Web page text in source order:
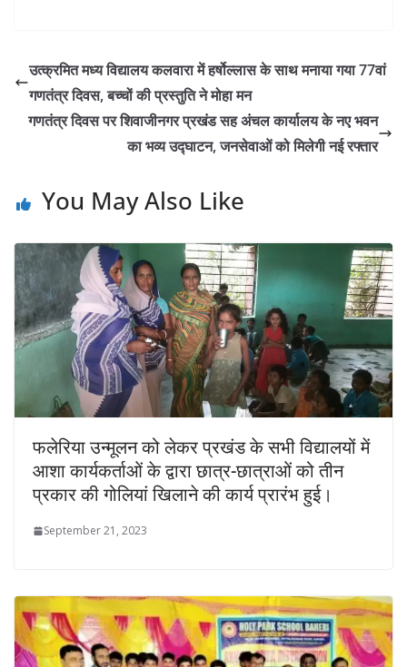
उत्क्रमित मध्य विद्यालय कलवारा में हर्षोल्लास के साथ मनाया गया 77वां
गणतंत्र दिवस, बच्चों की प्रस्तुति ने मोहा मन
गणतंत्र दिवस पर शिवाजीनगर प्रखंड सह अंचल कार्यालय के नए भवन
का भव्य उद्घाटन, जनसेवाओं को मिलेगी नई रफ्तार
You May Also Like
फलेरिया उन्मूलन को लेकर प्रखंड के सभी विद्यालयों में
आशा कार्यकर्ताओं के द्वारा छात्र-छात्राओं को तीन
प्रकार की गोलियां खिलाने की कार्य प्रारंभ हुई।
September 21, 2023